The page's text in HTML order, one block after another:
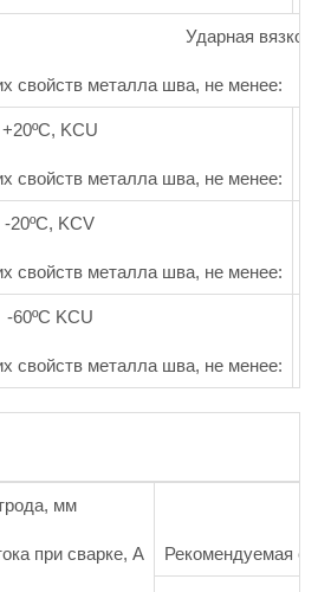
Ударная
свойств металла шва, не менее:
+20ºС, KCU
свойств металла шва, не менее:
-20ºС, KCV
свойств металла шва, не менее:
-60ºС KCU
свойств металла шва, не менее:
мм
при сварке, А Рекомендуемая